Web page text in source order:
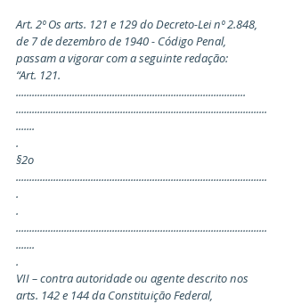
Art. 2º Os arts. 121 e 129 do Decreto-Lei nº 2.848,
de 7 de dezembro de 1940 - Código Penal,
passam a vigorar com a seguinte redação:
“Art. 121.
......................................................................................
..............................................................................................
.......
.
§2o
..............................................................................................
.
.
..............................................................................................
.......
.
VII – contra autoridade ou agente descrito nos
arts. 142 e 144 da Constituição Federal,